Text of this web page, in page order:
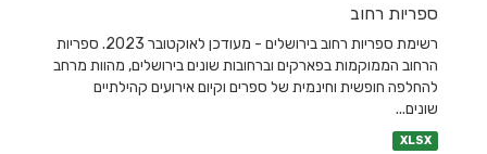
ספריות רחוב
רשימת ספריות רחוב בירושלים - מעודכן לאוקטובר 2023. ספריות
הרחוב הממוקמות בפארקים וברחובות שונים בירושלים, מהוות מרחב
להחלפה חופשית וחינמית של ספרים וקיום אירועים קהילתיים
שונים...
XLSX